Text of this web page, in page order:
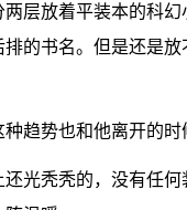
层放着平装本的科
的书名。但是还是
趋势也和他离开的时
光秃秃的，没有任何